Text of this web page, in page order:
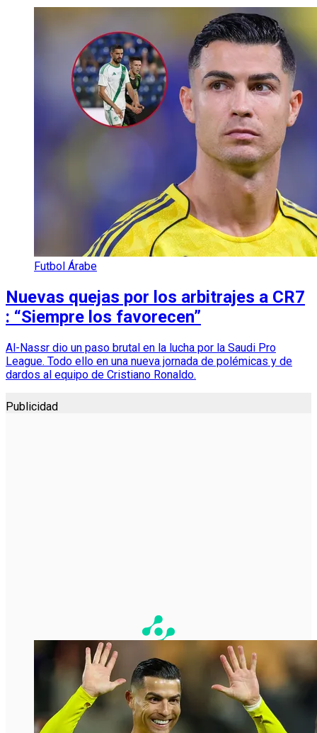
Futbol Árabe
Nuevas quejas por los arbitrajes a CR7
: “Siempre los favorecen”
Al-Nassr dio un paso brutal en la lucha por la Saudi Pro
League. Todo ello en una nueva jornada de polémicas y de
dardos al equipo de Cristiano Ronaldo.
Publicidad